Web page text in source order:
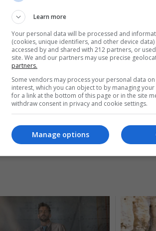
Learn more
Your personal data will be processed and
(cookies, unique identifiers, and other device
accessed by and shared with 212 partners, or
site. We and our partners may use precise
partners.
Some vendors may process your personal data
interest, which you can object to by managing
for a link at the bottom of this page or in the site
withdraw consent in privacy and cookie settings.
Manage options